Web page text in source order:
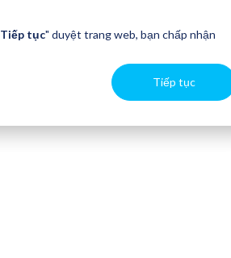
Tiếp tục" duyệt trang web, bạn chấp nhận
Tiếp tục